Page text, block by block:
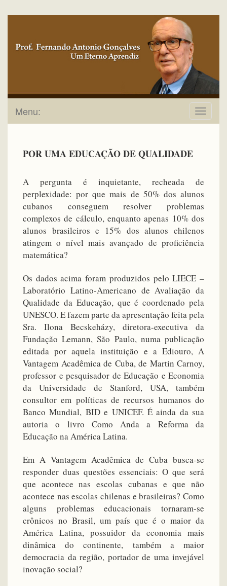
Toggle
Menu:
POR UMA EDUCAÇÃO DE QUALIDADE
A pergunta é inquietante, recheada de
perplexidade: por que mais de 50% dos alunos
cubanos conseguem resolver problemas
complexos de cálculo, enquanto apenas 10% dos
alunos brasileiros e 15% dos alunos chilenos
atingem o nível mais avançado de proficiência
matemática?
Os dados acima foram produzidos pelo LIECE –
Laboratório Latino-Americano de Avaliação da
Qualidade da Educação, que é coordenado pela
UNESCO. E fazem parte da apresentação feita pela
Sra. Ilona Becskeházy, diretora-executiva da
Fundação Lemann, São Paulo, numa publicação
editada por aquela instituição e a Ediouro, A
Vantagem Acadêmica de Cuba, de Martin Carnoy,
professor e pesquisador de Educação e Economia
da Universidade de Stanford, USA, também
consultor em políticas de recursos humanos do
Banco Mundial, BID e UNICEF. É ainda da sua
autoria o livro Como Anda a Reforma da
Educação na América Latina.
Em A Vantagem Acadêmica de Cuba busca-se
responder duas questões essenciais: O que será
que acontece nas escolas cubanas e que não
acontece nas escolas chilenas e brasileiras? Como
alguns problemas educacionais tornaram-se
crônicos no Brasil, um país que é o maior da
América Latina, possuidor da economia mais
dinâmica do continente, também a maior
democracia da região, portador de uma invejável
inovação social?